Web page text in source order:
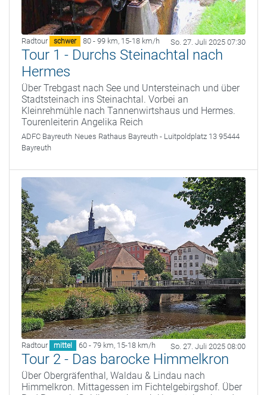
Radtour schwer 80 - 99 km, 15-18 km/h So. 27. Juli 2025 07:30
Tour 1 - Durchs Steinachtal nach
Hermes
Über Trebgast nach See und Untersteinach und über
Stadtsteinach ins Steinachtal. Vorbei an
Kleinrehmühle nach Tannenwirtshaus und Hermes.
Tourenleiterin Angelika Reich
ADFC Bayreuth Neues Rathaus Bayreuth - Luitpoldplatz 13 95444
Bayreuth
Radtour mittel 60 - 79 km, 15-18 km/h So. 27. Juli 2025 08:00
Tour 2 - Das barocke Himmelkron
Über Obergräfenthal, Waldau & Lindau nach
Himmelkron. Mittagessen im Fichtelgebirgshof. Über